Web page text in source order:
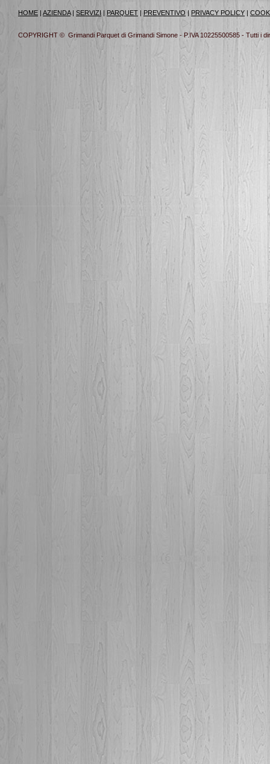
HOME | AZIENDA| SERVIZI| PARQUET | PREVENTIVO | PRIVACY POLICY |
COPYRIGHT © Grimandi Parquet di Grimandi Simone - P.IVA 10225500585 - Tutti i